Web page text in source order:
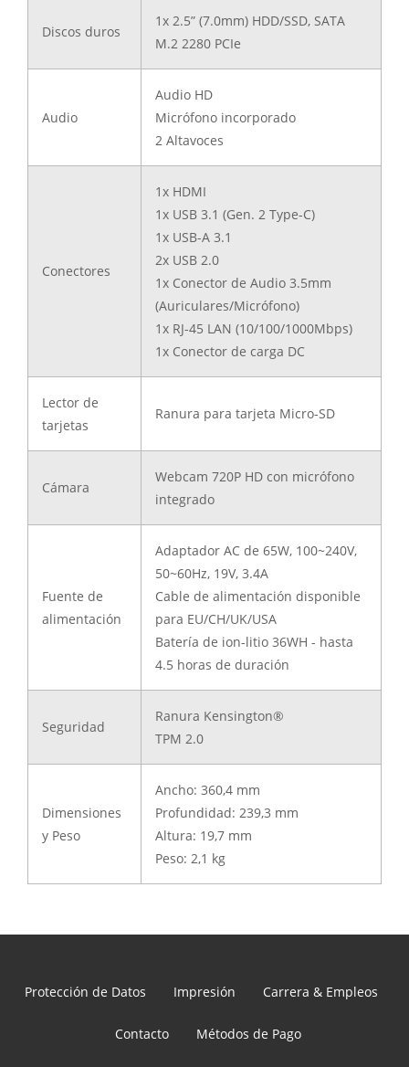
Discos duros
1x 2.5” (7.0mm) HDD/SSD, SATA
M.2 2280 PCIe
Audio
Audio HD
Micrófono incorporado
2 Altavoces
Conectores
1x HDMI
1x USB 3.1 (Gen. 2 Type-C)
1x USB-A 3.1
2x USB 2.0
1x Conector de Audio 3.5mm
(Auriculares/Micrófono)
1x RJ-45 LAN (10/100/1000Mbps)
1x Conector de carga DC
Lector de
tarjetas
Ranura para tarjeta Micro-SD
Cámara
Webcam 720P HD con micrófono
integrado
Fuente de
alimentación
Adaptador AC de 65W, 100~240V,
50~60Hz, 19V, 3.4A
Cable de alimentación disponible
para EU/CH/UK/USA
Batería de ion-litio 36WH - hasta
4.5 horas de duración
Seguridad
Ranura Kensington®
TPM 2.0
Dimensiones
y Peso
Ancho: 360,4 mm
Profundidad: 239,3 mm
Altura: 19,7 mm
Peso: 2,1 kg
Protección de Datos Impresión Carrera & Empleos
Contacto Métodos de Pago